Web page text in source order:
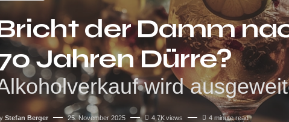
der Damm
Jahren Dürre?
wird
Stefan Berger 25. November 2025 4,7Kviews 4 minute read